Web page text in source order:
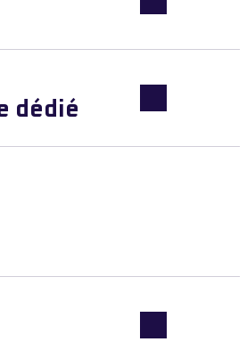
dédié